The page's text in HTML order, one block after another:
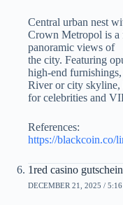
Central urban nest
Crown Metropol is
panoramic views of
the city. Featuring
high-end
River or city skyline,
for celebrities and
References:
https://blackcoin.co/
1red casino gutschein
DECEMBER 21, 2025 /